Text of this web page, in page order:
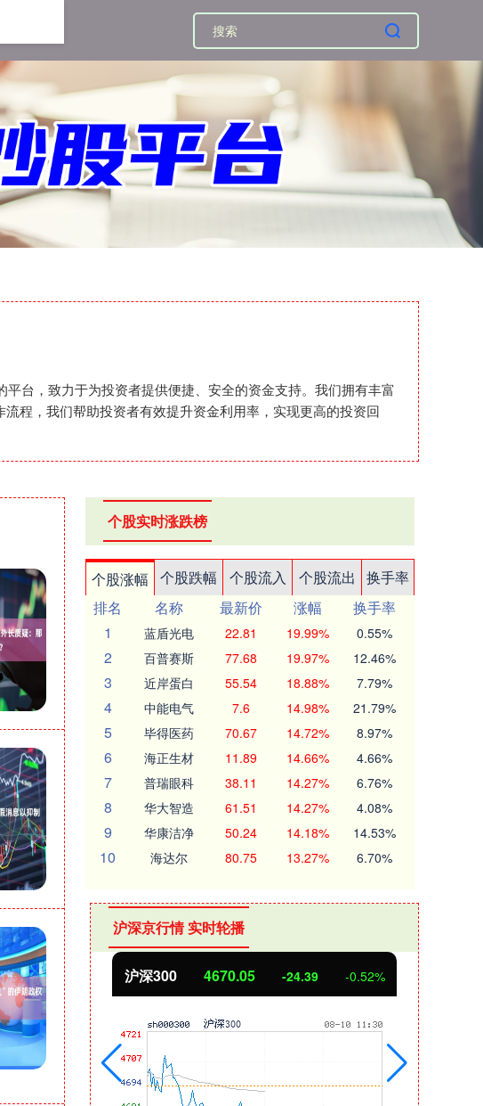
台，致力于为投资者提供便捷、安全的资金支持。我们拥有丰富
程，我们帮助投资者有效提升资金利用率，实现更高的投资回
个股实时涨跌榜
个股涨幅 个股跌幅 个股流入 个股流出
换手率
排名
名称 最新价 涨幅
换手率
1
蓝盾光电 22.81 19.99% 0.55%
2 百普赛斯 77.68 19.97% 12.46%
3 近岸蛋白 55.54 18.88% 7.79%
4 中能电气 7.6 14.98% 21.79%
5 毕得医药 70.67 14.72% 8.97%
6 海正生材 11.89 14.66% 4.66%
7 普瑞眼科 38.11 14.27% 6.76%
8 华大智造 61.51 14.27% 4.08%
9 华康洁净 50.24 14.18% 14.53%
10 海达尔 80.75 13.27% 6.70%
沪深京行情 实时轮播
-0.52% 北证50 1125.45 -8.79 -0.78%